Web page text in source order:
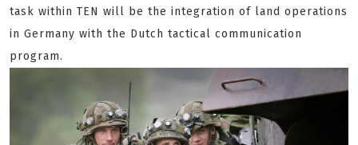
task within TEN will be the integration of land operations
in Germany with the Dutch tactical communication
program.